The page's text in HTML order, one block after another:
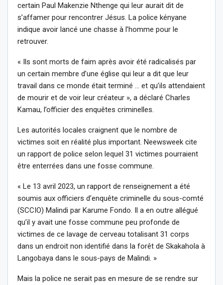
certain Paul Makenzie Nthenge qui leur aurait dit de
s’affamer pour rencontrer Jésus. La police kényane
indique avoir lancé une chasse à l’homme pour le
retrouver.
« Ils sont morts de faim après avoir été radicalisés par
un certain membre d’une église qui leur a dit que leur
travail dans ce monde était terminé … et qu’ils attendaient
de mourir et de voir leur créateur », a déclaré Charles
Kamau, l’officier des enquêtes criminelles.
Les autorités locales craignent que le nombre de
victimes soit en réalité plus important. Neewsweek cite
un rapport de police selon lequel 31 victimes pourraient
être enterrées dans une fosse commune.
« Le 13 avril 2023, un rapport de renseignement a été
soumis aux officiers d’enquête criminelle du sous-comté
(SCCIO) Malindi par Karume Fondo. Il a en outre allégué
qu’il y avait une fosse commune peu profonde de
victimes de ce lavage de cerveau totalisant 31 corps
dans un endroit non identifié dans la forêt de Skakahola à
Langobaya dans le sous-pays de Malindi. »
Mais la police ne serait pas en mesure de se rendre sur